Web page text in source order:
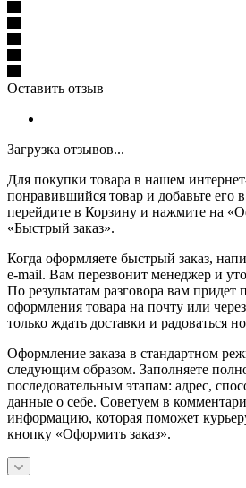
Оставить отзыв
Загрузка отзывов...
Для покупки товара в нашем
понравившийся товар и добавьте его
перейдите в Корзину и нажмите на
«Быстрый заказ».
Когда оформляете быстрый заказ,
e-mail. Вам перезвонит менеджер и
По результатам разговора вам придет
оформления товара на почту или
только ждать доставки и радоваться
Оформление заказа в стандартном
следующим образом. Заполняете
последовательным этапам: адрес,
данные о себе. Советуем в
информацию, которая поможет
кнопку «Оформить заказ».